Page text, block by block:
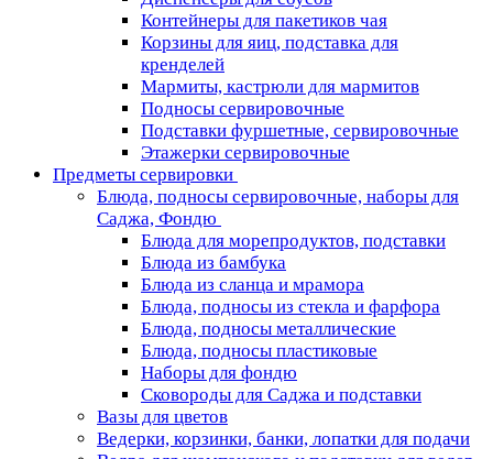
Контейнеры для пакетиков чая
Корзины для яиц, подставка для
кренделей
Мармиты, кастрюли для мармитов
Подносы сервировочные
Подставки фуршетные, сервировочные
Этажерки сервировочные
Предметы сервировки
Блюда, подносы сервировочные, наборы для
Саджа, Фондю
Блюда для морепродуктов, подставки
Блюда из бамбука
Блюда из сланца и мрамора
Блюда, подносы из стекла и фарфора
Блюда, подносы металлические
Блюда, подносы пластиковые
Наборы для фондю
Сковороды для Саджа и подставки
Вазы для цветов
Ведерки, корзинки, банки, лопатки для подачи